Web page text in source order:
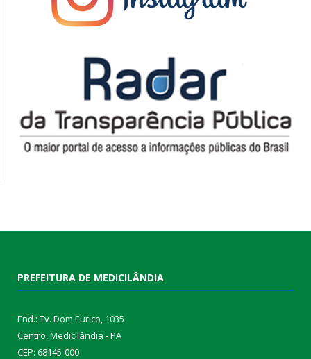
PREFEITURA DE MEDICILÂNDIA
End.: Tv. Dom Eurico, 1035
Centro, Medicilândia - PA
CEP: 68145-000